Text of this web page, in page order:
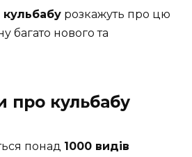
кульбабу розкажуть про цю
багато нового та
про кульбабу
понад 1000 видів